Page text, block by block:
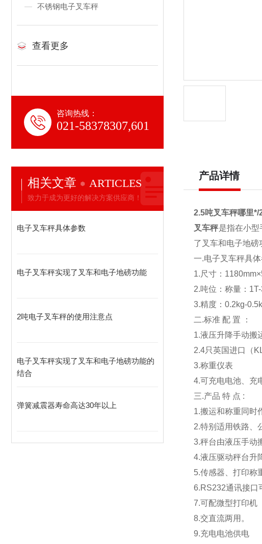
不锈钢电子叉车秤
查看更多
咨询热线：
021-58378307,601
相关文章 ARTICLES
致力于成为更好的解决方案供应商！
电子叉车秤具体参数
电子叉车秤实现了叉车和电子地磅功能
2吨电子叉车秤的使用注意点
电子叉车秤实现了叉车和电子地磅功能的
结合
弹簧减震器寿命高达30年以上
产品详情
2.5吨叉车秤哪里*/
叉车秤是指在小型
了叉车和电子地磅
一.电子叉车秤具体
1.尺寸：
2.吨位：称量：
3.精度：0.2kg-
二.标准 配 置 ：
1.液压升降手动搬
2.4只英国进口（
3.称重仪表
4.可充电电池、充
三.产品 特 点 :
1.搬运和称重同时
2.特别适用铁路、
3.秤台由液压手动
4.液压驱动秤台升
5.传感器、打印称
6.RS232通讯接口
7.可配微型打印机
8.交直流两用。
9.充电电池供电